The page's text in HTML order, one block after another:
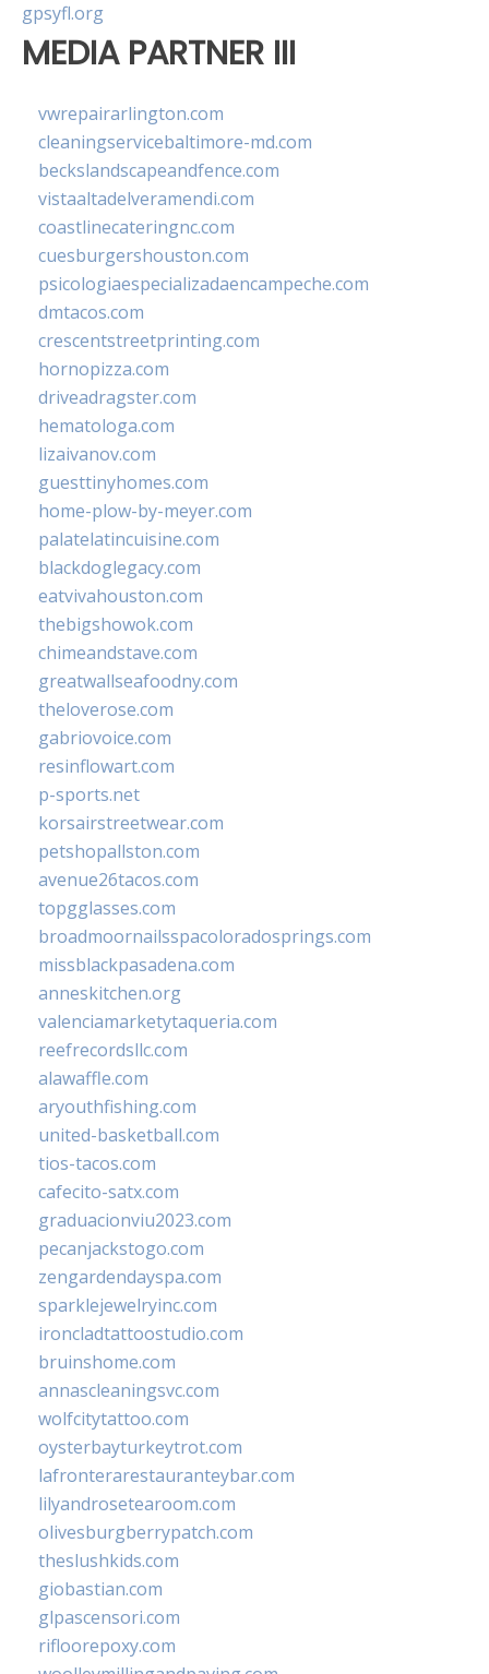
gpsyfl.org
MEDIA PARTNER III
vwrepairarlington.com
cleaningservicebaltimore-md.com
beckslandscapeandfence.com
vistaaltadelveramendi.com
coastlinecateringnc.com
cuesburgershouston.com
psicologiaespecializadaencampeche.com
dmtacos.com
crescentstreetprinting.com
hornopizza.com
driveadragster.com
hematologa.com
lizaivanov.com
guesttinyhomes.com
home-plow-by-meyer.com
palatelatincuisine.com
blackdoglegacy.com
eatvivahouston.com
thebigshowok.com
chimeandstave.com
greatwallseafoodny.com
theloverose.com
gabriovoice.com
resinflowart.com
p-sports.net
korsairstreetwear.com
petshopallston.com
avenue26tacos.com
topgglasses.com
broadmoornailsspacoloradosprings.com
missblackpasadena.com
anneskitchen.org
valenciamarketytaqueria.com
reefrecordsllc.com
alawaffle.com
aryouthfishing.com
united-basketball.com
tios-tacos.com
cafecito-satx.com
graduacionviu2023.com
pecanjackstogo.com
zengardendayspa.com
sparklejewelryinc.com
ironcladtattoostudio.com
bruinshome.com
annascleaningsvc.com
wolfcitytattoo.com
oysterbayturkeytrot.com
lafronterarestauranteybar.com
lilyandrosetearoom.com
olivesburgberrypatch.com
theslushkids.com
giobastian.com
glpascensori.com
rifloorepoxy.com